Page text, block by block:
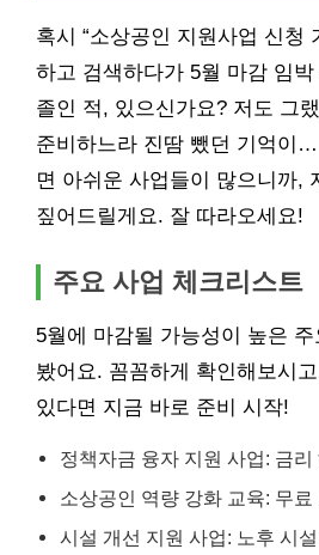
혹시 “소상공인 지원사업 신청
하고 검색하다가 5월 마감 임
졸인 적, 있으신가요? 저도 그
준비하느라 진땀 뺐던 기억이…
면 아쉬운 사업들이 많으니까,
짚어드릴게요. 잘 따라오세요!
주요 사업 체크리스트
5월에 마감될 가능성이 높은
봤어요. 꼼꼼하게 확인해보시
있다면 지금 바로 준비 시작!
정책자금 융자 지원 사업: 금
소상공인 역량 강화 교육: 무
시설 개선 지원 사업: 노후 시